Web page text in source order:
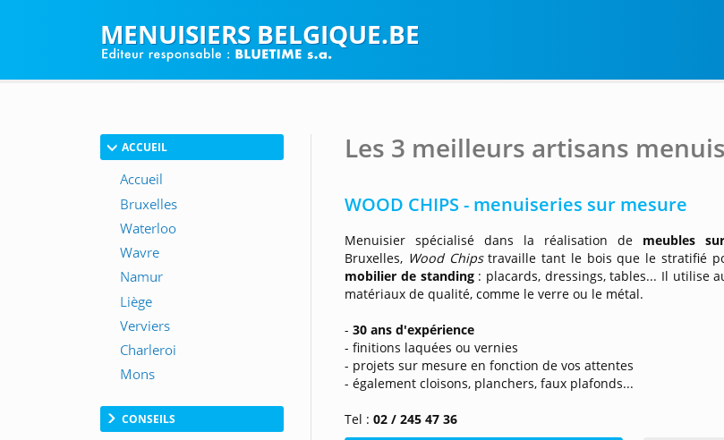
MENUISIERS BELGIQUE.BE
ACCUEIL
CONSEILS
Les 3 meilleurs artisans
WOOD CHIPS - menuiseries sur mesure
Menuisier spécialisé dans la réalisation de meubles
Bruxelles, Wood Chipstravaille tant le bois que le stratifié
mobilier de standing: placards, dressings, tables... Il utilise
matériaux de qualité, comme le verre ou le métal.
-30 ans d'expérience
- finitions laquées ou vernies
- projets sur mesure en fonction de vos attentes
- également cloisons, planchers, faux plafonds...
Tel :02 / 245 47 36